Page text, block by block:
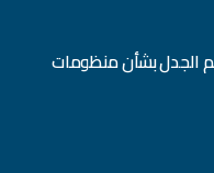
الجدل بشأن منظومات